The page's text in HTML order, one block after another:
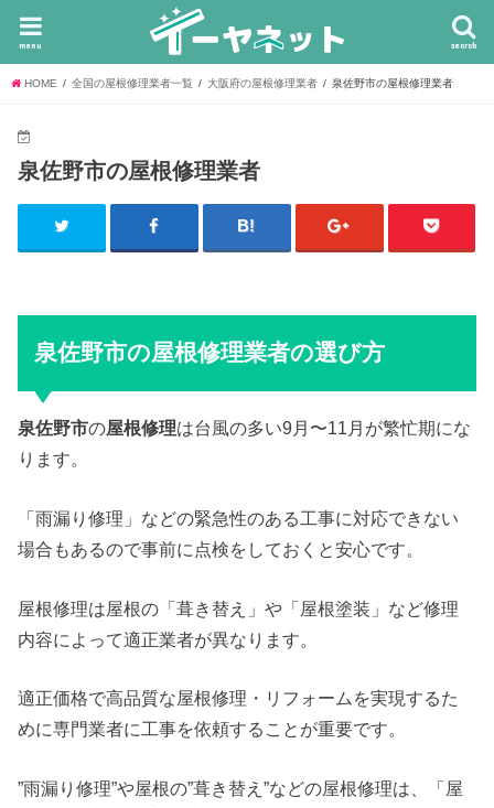
search
menu
HOME 全国の屋根修理業者一覧 大阪府の屋根修理業者 泉佐野市の屋根修理業者
泉佐野市の屋根修理業者
泉佐野市の屋根修理業者の選び方
泉佐野市の屋根修理は台風の多い9月〜11月が繁忙期にな
ります。
「雨漏り修理」などの緊急性のある工事に対応できない
場合もあるので事前に点検をしておくと安心です。
屋根修理は屋根の「葺き替え」や「屋根塗装」など修理
内容によって適正業者が異なります。
適正価格で高品質な屋根修理・リフォームを実現するた
めに専門業者に工事を依頼することが重要です。
”雨漏り修理”や屋根の”葺き替え”などの屋根修理は、「屋